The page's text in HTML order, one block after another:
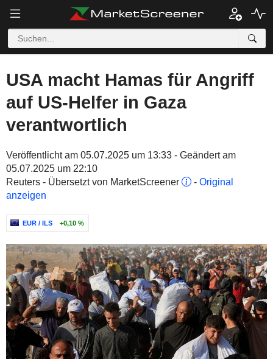
USA macht Hamas für Angriff
auf US-Helfer in Gaza
verantwortlich
Veröffentlicht am 05.07.2025 um 13:33 - Geändert am
05.07.2025 um 22:10
Reuters - Übersetzt von MarketScreener
- Original
anzeigen
EUR / ILS +0,10 %